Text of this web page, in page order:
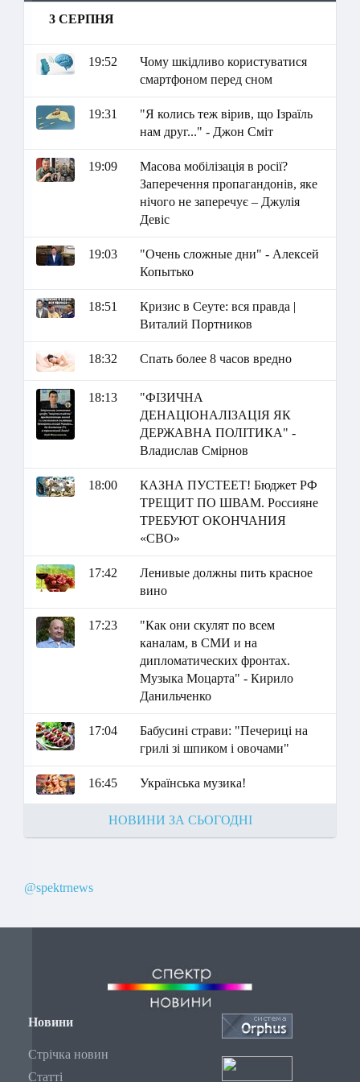
3 СЕРПНЯ
19:52
Чому шкідливо користуватися
смартфоном перед сном
19:31
"Я колись теж вірив, що Ізраїль
нам друг..." - Джон Сміт
19:09
Масова мобілізація в росії?
Заперечення пропагандонів, яке
нічого не заперечує – Джулія
Девіс
19:03
"Очень сложные дни" - Алексей
Копытько
18:51
Кризис в Сеуте: вся правда |
Виталий Портников
18:32 Спать более 8 часов вредно
18:13
"ФІЗИЧНА
ДЕНАЦІОНАЛІЗАЦІЯ ЯК
ДЕРЖАВНА ПОЛІТИКА" -
Владислав Смірнов
18:00
КАЗНА ПУСТЕЕТ! Бюджет РФ
ТРЕЩИТ ПО ШВАМ. Россияне
ТРЕБУЮТ ОКОНЧАНИЯ
«СВО»
17:42
Ленивые должны пить красное
вино
17:23
"Как они скулят по всем
каналам, в СМИ и на
дипломатических фронтах.
Музыка Моцарта" - Кирило
Данильченко
17:04
Бабусині страви: "Печериці на
грилі зі шпиком і овочами"
16:45 Українська музика!
НОВИНИ ЗА СЬОГОДНІ
@spektrnews
Новини
Стрічка новин
Статті